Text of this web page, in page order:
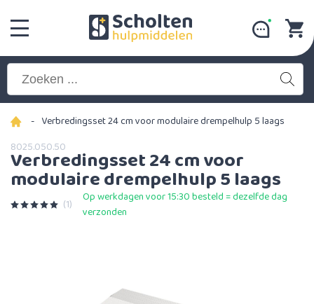
- Verbredingsset 24 cm voor modulaire drempelhulp 5 laags
8025.050.50
Verbredingsset 24 cm voor
modulaire drempelhulp 5 laags
(1)
Op werkdagen voor 15:30 besteld = dezelfde dag
verzonden